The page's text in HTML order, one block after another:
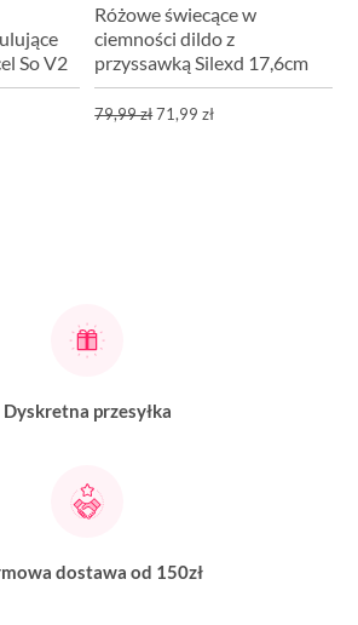
So V2
Różowe świecące w
ciemności dildo z
przyssawką Silexd 17,6cm
79,99 zł71,99 zł
Dyskretna przesyłka
dostawa od 150zł